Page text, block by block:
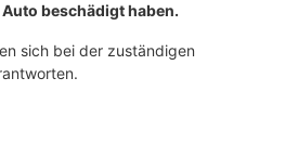
beschädigt haben.
sich bei der zuständigen